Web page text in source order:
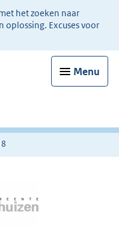
het zoeken naar
oplossing. Excuses voor
Menu